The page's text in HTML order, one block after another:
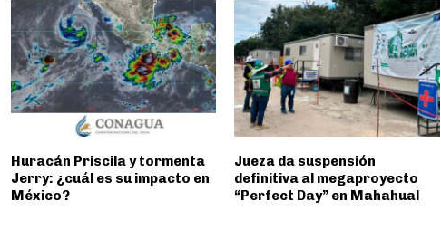
Huracán Priscila y tormenta
Jerry: ¿cuál es su impacto en
México?
Jueza da suspensión
definitiva al megaproyecto
“Perfect Day” en Mahahual